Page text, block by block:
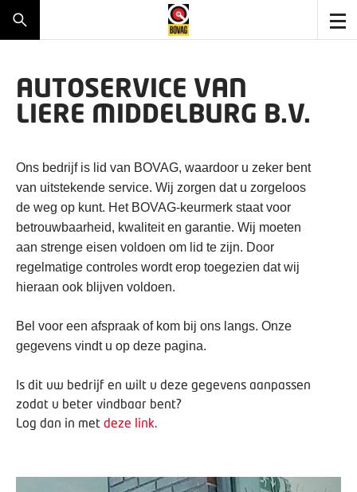
AUTOSERVICE VAN
LIERE MIDDELBURG B.V.
Ons bedrijf is lid van BOVAG, waardoor u zeker bent
van uitstekende service. Wij zorgen dat u zorgeloos
de weg op kunt. Het BOVAG-keurmerk staat voor
betrouwbaarheid, kwaliteit en garantie. Wij moeten
aan strenge eisen voldoen om lid te zijn. Door
regelmatige controles wordt erop toegezien dat wij
hieraan ook blijven voldoen.
Bel voor een afspraak of kom bij ons langs. Onze
gegevens vindt u op deze pagina.
Is dit uw bedrijf en wilt u deze gegevens aanpassen
zodat u beter vindbaar bent?
Log dan in met deze link.